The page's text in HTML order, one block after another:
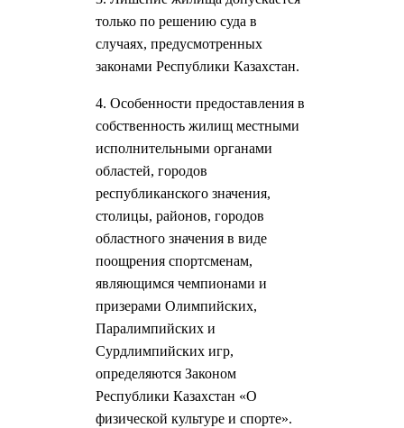
только по решению суда в
случаях, предусмотренных
законами Республики Казахстан.
4. Особенности предоставления в
собственность жилищ местными
исполнительными органами
областей, городов
республиканского значения,
столицы, районов, городов
областного значения в виде
поощрения спортсменам,
являющимся чемпионами и
призерами Олимпийских,
Паралимпийских и
Сурдлимпийских игр,
определяются Законом
Республики Казахстан «О
физической культуре и спорте».